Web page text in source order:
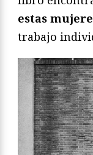
estas
trabajo